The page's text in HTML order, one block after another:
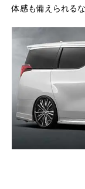
体感も備えられる